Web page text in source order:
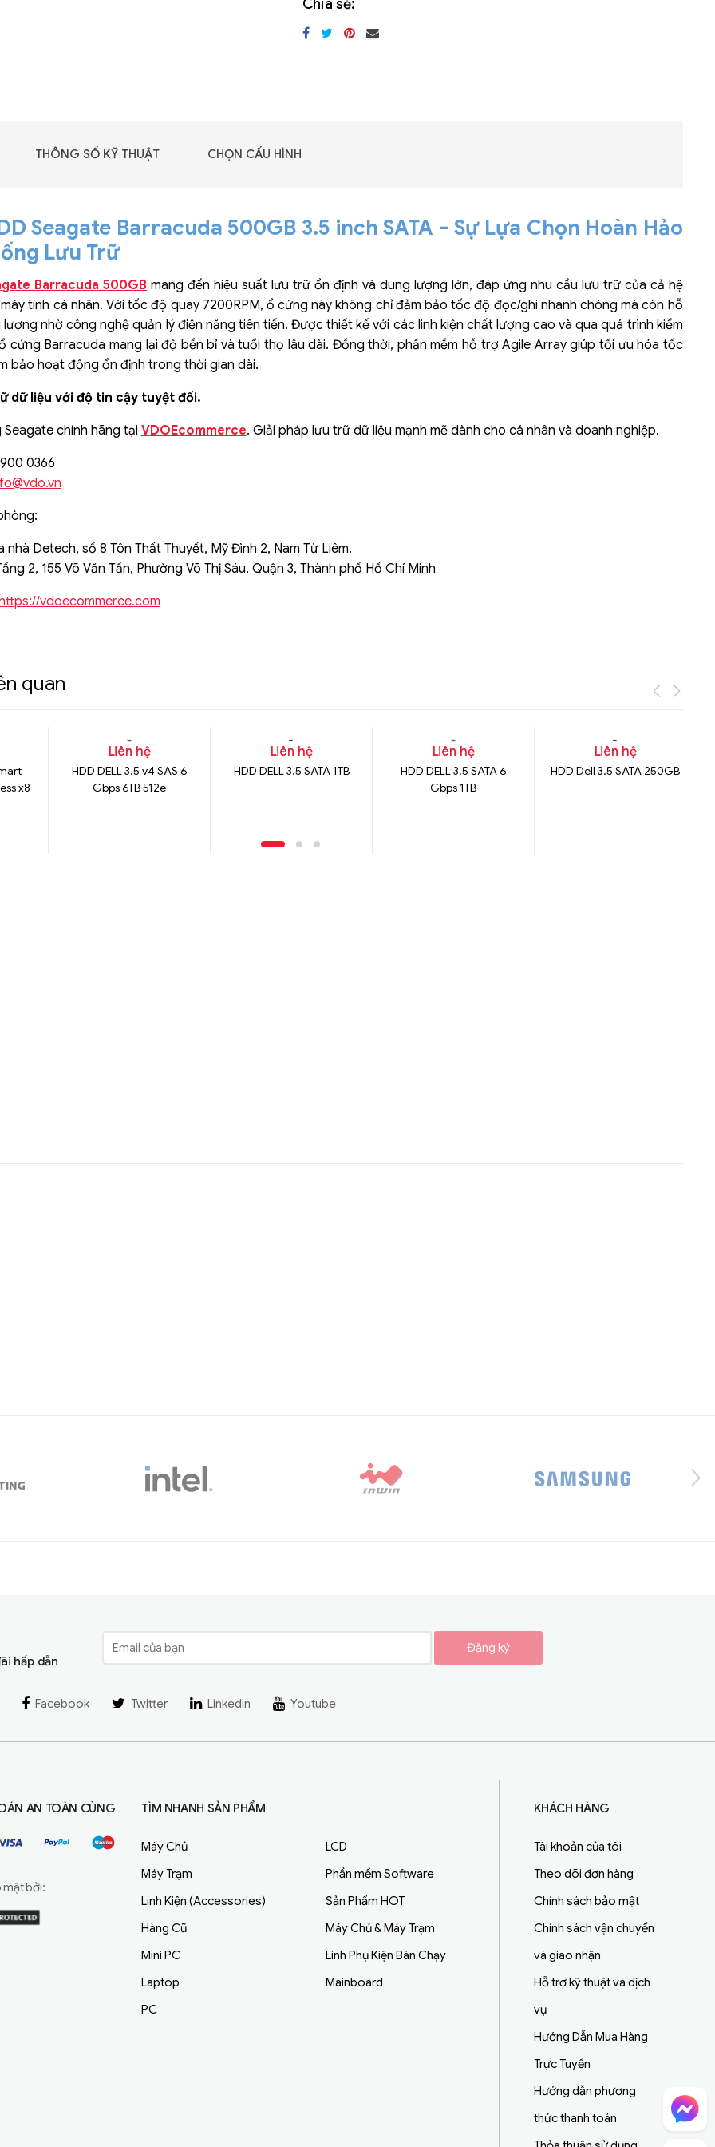
Chia sẻ:
THÔNG SỐ KỸ THUẬT CHỌN CẤU HÌNH
Seagate Barracuda 500GB 3.5 inch SATA - Sự Lựa Chọn Hoàn Hảo
Lưu Trữ
Barracuda 500GB mang đến hiệu suất lưu trữ ổn định và dung lượng lớn, đáp ứng nhu cầu lưu trữ của cả hệ
tính cá nhân. Với tốc độ quay 7200RPM, ổ cứng này không chỉ đảm bảo tốc độ đọc/ghi nhanh chóng mà còn hỗ
nhờ công nghệ quản lý điện năng tiên tiến. Được thiết kế với các linh kiện chất lượng cao và qua quá trình kiểm
cứng Barracuda mang lại độ bền bỉ và tuổi thọ lâu dài. Đồng thời, phần mềm hỗ trợ Agile Array giúp tối ưu hóa tốc
bảo hoạt động ổn định trong thời gian dài.
dữ liệu với độ tin cậy tuyệt đối.
chính hãng tại VDOEcommerce. Giải pháp lưu trữ dữ liệu mạnh mẽ dành cho cá nhân và doanh nghiệp.
0366
nhà Detech, số 8 Tôn Thất Thuyết, Mỹ Đình 2, Nam Từ Liêm.
2, 155 Võ Văn Tần, Phường Võ Thị Sáu, Quận 3, Thành phố Hồ Chí Minh
vdoecommerce.com
quan
x8
Liên hệ
HDD DELL 3.5 v4 SAS 6
Gbps 6TB 512e
Liên hệ
HDD DELL 3.5 SATA 1TB
Liên hệ
HDD DELL 3.5 SATA 6
Gbps 1TB
Liên hệ
HDD Dell 3.5 SATA 250GB
DRAM -
6005-BW
hấp dẫn
Đăng ký
Facebook Twitter Linkedin Youtube
AN TOÀN CÙNG
bởi:
TÌM NHANH SẢN PHẨM
Máy Chủ
Máy Trạm
Linh Kiện (Accessories)
Hàng Cũ
Mini PC
Laptop
PC
LCD
Phần mềm Software
Sản Phẩm HOT
Máy Chủ & Máy Trạm
Linh Phụ Kiện Bán Chạy
Mainboard
KHÁCH HÀNG
Tài khoản của tôi
Theo dõi đơn hàng
Chính sách bảo mật
Chính sách vận chuyển
và giao nhận
Hỗ trợ kỹ thuật và dịch
vụ
Hướng Dẫn Mua Hàng
Trực Tuyến
Hướng dẫn phương
thức thanh toánChat Facebook